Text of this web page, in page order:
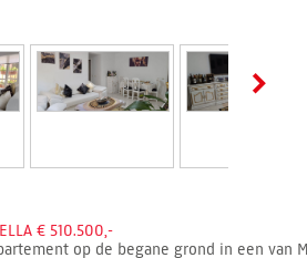
€ 510.500,-
op de begane grond in een van